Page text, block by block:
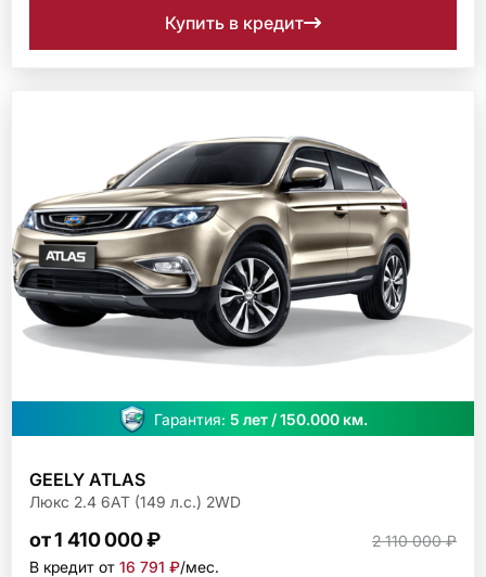
Купить в кредит
Гарантия: 5 лет / 150.000 км.
GEELY ATLAS
Люкс 2.4 6АТ (149 л.с.) 2WD
от 1 410 000 ₽
2 110 000 ₽
В кредит от 16 791 ₽/мec.